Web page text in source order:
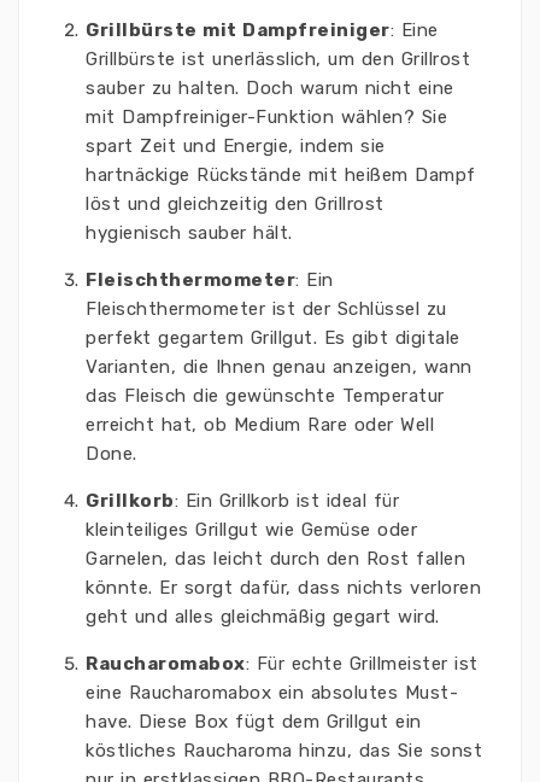
Grillbürste mit Dampfreiniger: Eine
Grillbürste ist unerlässlich, um den Grillrost
sauber zu halten. Doch warum nicht eine
mit Dampfreiniger-Funktion wählen? Sie
spart Zeit und Energie, indem sie
hartnäckige Rückstände mit heißem Dampf
löst und gleichzeitig den Grillrost
hygienisch sauber hält.
Fleischthermometer: Ein
Fleischthermometer ist der Schlüssel zu
perfekt gegartem Grillgut. Es gibt digitale
Varianten, die Ihnen genau anzeigen, wann
das Fleisch die gewünschte Temperatur
erreicht hat, ob Medium Rare oder Well
Done.
Grillkorb: Ein Grillkorb ist ideal für
kleinteiliges Grillgut wie Gemüse oder
Garnelen, das leicht durch den Rost fallen
könnte. Er sorgt dafür, dass nichts verloren
geht und alles gleichmäßig gegart wird.
Raucharomabox: Für echte Grillmeister ist
eine Raucharomabox ein absolutes Must-
have. Diese Box fügt dem Grillgut ein
köstliches Raucharoma hinzu, das Sie sonst